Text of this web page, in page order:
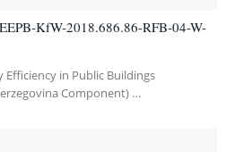
KfW-2018.686.86-RFB-04-W-
in Public Buildings
Component) …